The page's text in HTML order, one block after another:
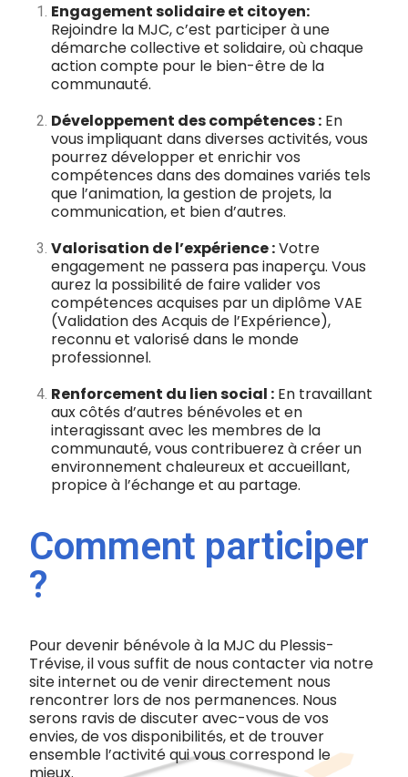
Engagement solidaire et citoyen:
Rejoindre la MJC, c’est participer à une
démarche collective et solidaire, où chaque
action compte pour le bien-être de la
communauté.
Développement des compétences : En
vous impliquant dans diverses activités, vous
pourrez développer et enrichir vos
compétences dans des domaines variés tels
que l’animation, la gestion de projets, la
communication, et bien d’autres.
Valorisation de l’expérience :Votre
engagement ne passera pas inaperçu. Vous
aurez la possibilité de faire valider vos
compétences acquises par un diplôme VAE
(Validation des Acquis de l’Expérience),
reconnu et valorisé dans le monde
professionnel.
Renforcement du lien social : En travaillant
aux côtés d’autres bénévoles et en
interagissant avec les membres de la
communauté, vous contribuerez à créer un
environnement chaleureux et accueillant,
propice à l’échange et au partage.
Comment participer
?
Pour devenir bénévole à la MJC du Plessis-
Trévise, il vous suffit de nous contacter via notre
site internet ou de venir directement nous
rencontrer lors de nos permanences. Nous
serons ravis de discuter avec-vous de vos
envies, de vos disponibilités, et de trouver
ensemble l’activité qui vous correspond le